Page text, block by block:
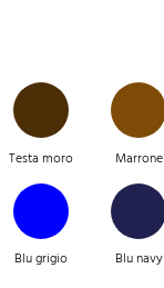
Testa moro Marrone
Blu grigio Blu navy